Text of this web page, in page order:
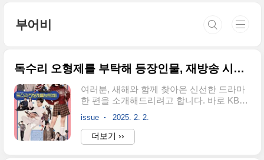
부어비
독수리 오형제를 부탁해 등장인물, 재방송 시간, 줄거리, 몇부작 총정리!!
여러분, 새해와 함께 찾아온 신선한 드라마
한 편을 소개해드리려고 합니다. 바로 KBS2
의 새 주말드라마 '독수리 오형제를 부탁
해'입니다. 이 드라마는 단순한 가족 드라마
를 넘어서 블랙코미디 요소를 가미한 새로
운 시도로 시청자들의 눈길을 사로잡고 있
issue 2025. 2. 2.
더보기 ››